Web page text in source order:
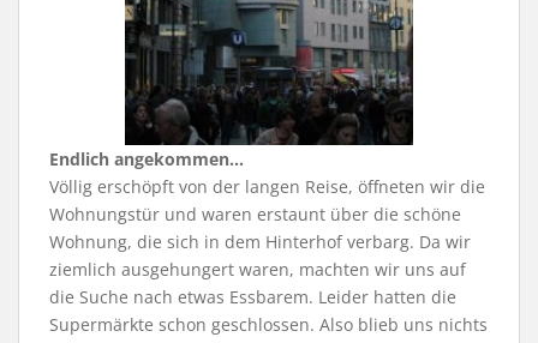
Endlich angekommen…
Völlig erschöpft von der langen Reise, öffneten wir die
Wohnungstür und waren erstaunt über die schöne
Wohnung, die sich in dem Hinterhof verbarg. Da wir
ziemlich ausgehungert waren, machten wir uns auf
die Suche nach etwas Essbarem. Leider hatten die
Supermärkte schon geschlossen. Also blieb uns nichts